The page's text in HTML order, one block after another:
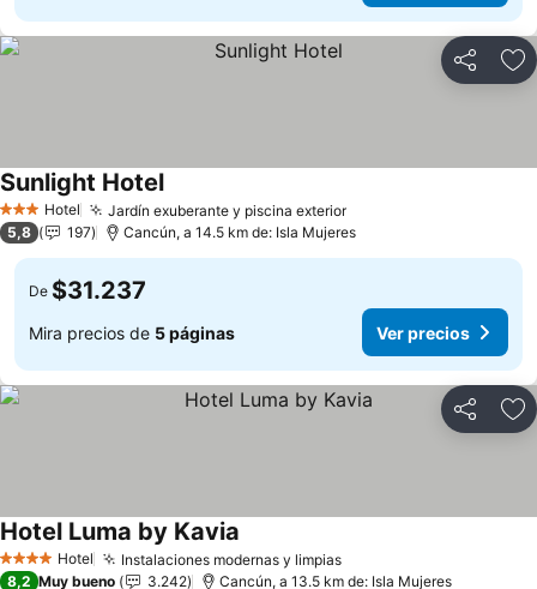
Compartir
3 Estrellas
Hotel Jardín exuberante y piscina exterior
Sunlight Hotel
5,8 197 Cancún, a 14.5 km de: Isla Mujeres
De $31.237
Mira precios de 5 páginas Ver precios
Compartir
4 EstrellasHotel Instalaciones modernas y limpias
Hotel Luma by Kavia
8,2 Muy bueno 3.242 Cancún, a 13.5 km de: Isla Mujeres